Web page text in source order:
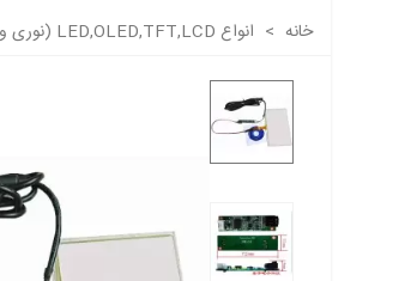
خانه > انواع LED,OLED,TFT,LCD (نوری و نمایشی)